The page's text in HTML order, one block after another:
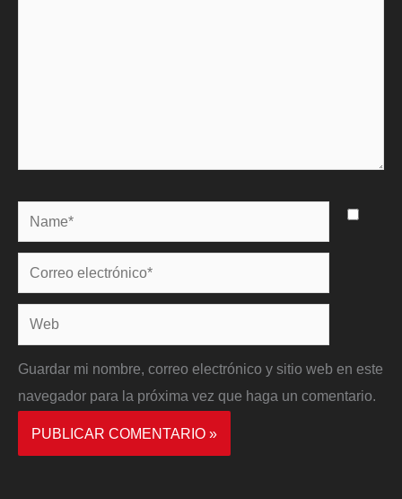
Name*
Correo
electrónico*
Web
Guardar mi nombre, correo electrónico y sitio web en este
navegador para la próxima vez que haga un comentario.